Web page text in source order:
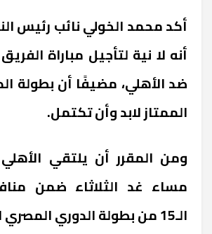
أكد محمد الخولي نائب رئيس
أنه لا نية لتأجيل مباراة
ضد الأهلي، مضيفًا أن بطولة
الممتاز لابد وأن تكتمل.
ومن المقرر أن يلتقي
مساء غد الثلاثاء ضمن
الـ15 من بطولة الدوري المصري الممتاز